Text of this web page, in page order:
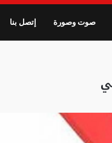
صوت وصورة إتصل بنا